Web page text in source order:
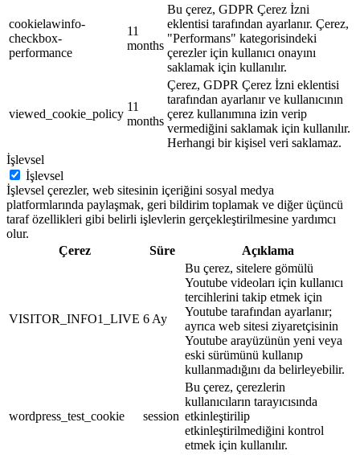
cookielawinfo-
checkbox-
performance
11
months
Bu çerez, GDPR Çerez İzni
eklentisi tarafından ayarlanır. Çerez,
"Performans" kategorisindeki
çerezler için kullanıcı onayını
saklamak için kullanılır.
viewed_cookie_policy
11
months
Çerez, GDPR Çerez İzni eklentisi
tarafından ayarlanır ve kullanıcının
çerez kullanımına izin verip
vermediğini saklamak için kullanılır.
Herhangi bir kişisel veri saklamaz.
İşlevsel
İşlevsel
İşlevsel çerezler, web sitesinin içeriğini sosyal medya
platformlarında paylaşmak, geri bildirim toplamak ve diğer üçüncü
taraf özellikleri gibi belirli işlevlerin gerçekleştirilmesine yardımcı
olur.
Çerez
Süre Açıklama
VISITOR_INFO1_LIVE 6 Ay
Bu çerez, sitelere gömülü
Youtube videoları için kullanıcı
tercihlerini takip etmek için
Youtube tarafından ayarlanır;
ayrıca web sitesi ziyaretçisinin
Youtube arayüzünün yeni veya
eski sürümünü kullanıp
kullanmadığını da belirleyebilir.
wordpress_test_cookie session
Bu çerez, çerezlerin
kullanıcıların tarayıcısında
etkinleştirilip
etkinleştirilmediğini kontrol
etmek için kullanılır.